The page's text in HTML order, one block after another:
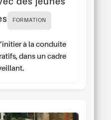
des jeunes
FORMATION
à la conduite
dans un cadre